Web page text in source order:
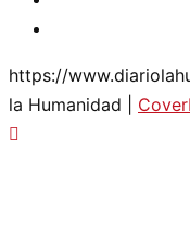
https://
la Humanidad